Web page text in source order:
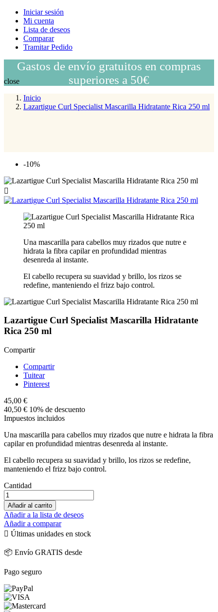
Iniciar sesión
Mi cuenta
Lista de deseos
Comparar
Tramitar Pedido
Gastos de envío gratuitos en compras
superiores a 50€
close
Inicio
Lazartigue Curl Specialist Mascarilla Hidratante Rica 250 ml
-10%

Una mascarilla para cabellos muy rizados que nutre e
hidrata la fibra capilar en profundidad mientras
desenreda al instante.
El cabello recupera su suavidad y brillo, los rizos se
redefine, manteniendo el frizz bajo control.
Lazartigue Curl Specialist Mascarilla Hidratante
Rica 250 ml
Compartir
Compartir
Tuitear
Pinterest
45,00 €
40,50 € 10% de descuento
Impuestos incluidos
Una mascarilla para cabellos muy rizados que nutre e hidrata la fibra
capilar en profundidad mientras desenreda al instante.
El cabello recupera su suavidad y brillo, los rizos se redefine,
manteniendo el frizz bajo control.
Cantidad
Añadir al carrito
Añadir a la lista de deseos
Añadir a comparar
 Últimas unidades en stock
📦 Envío GRATIS desde
Pago seguro